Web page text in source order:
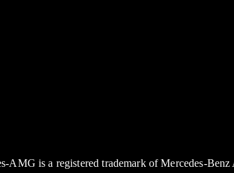
AMG is a registered trademark of Mercedes-